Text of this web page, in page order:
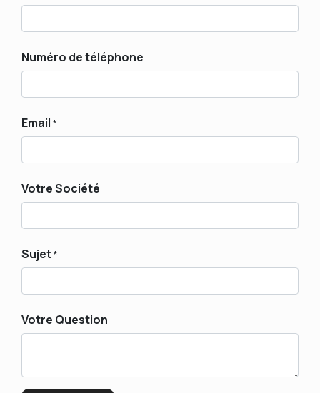
Numéro de téléphone
Email *
Votre Société
Sujet*
Votre Question